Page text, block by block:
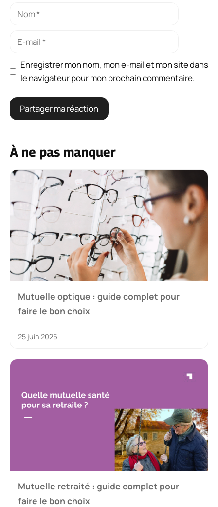
Nom
Enregistrer mon nom, mon e-mail et mon site dans
le navigateur pour mon prochain commentaire.
À ne pas manquer
Mutuelle optique : guide complet pour
faire le bon choix
25 juin 2026
Mutuelle retraité : guide complet pour
faire le bon choix